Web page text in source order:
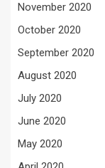
November 2020
October 2020
September 2020
August 2020
July 2020
June 2020
May 2020